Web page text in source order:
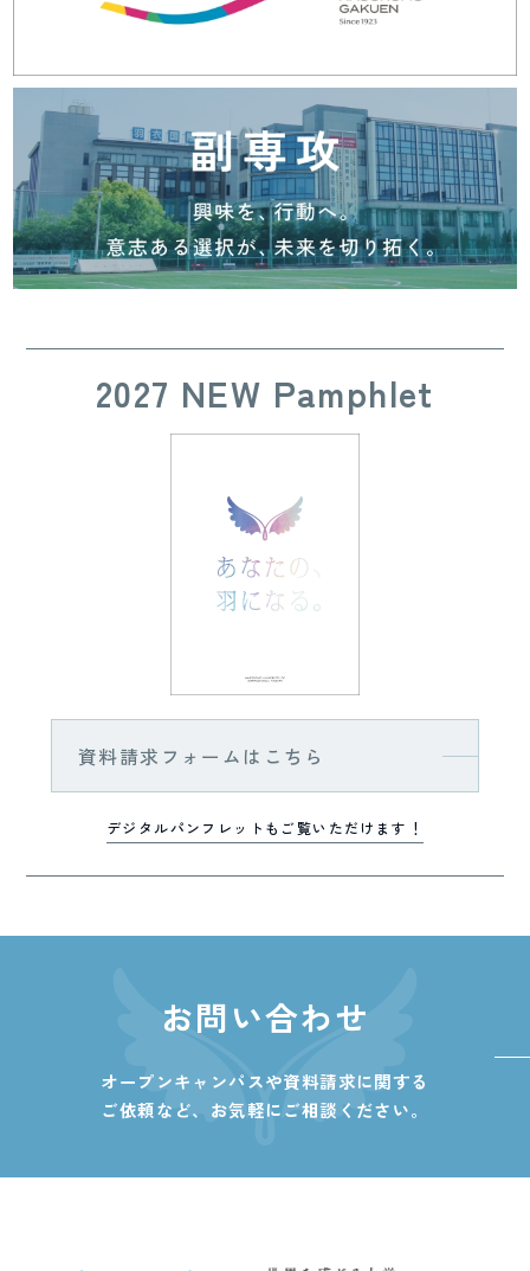
2027 NEW Pamphlet
資料請求フォームはこちら
デジタルパンフレットもご覧いただけます！
お問い合わせ
オープンキャンパスや資料請求に関する
ご依頼など、 お気軽にご相談ください。